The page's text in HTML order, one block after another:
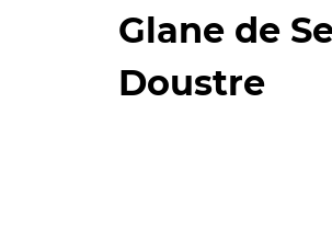
Glane de
Doustre